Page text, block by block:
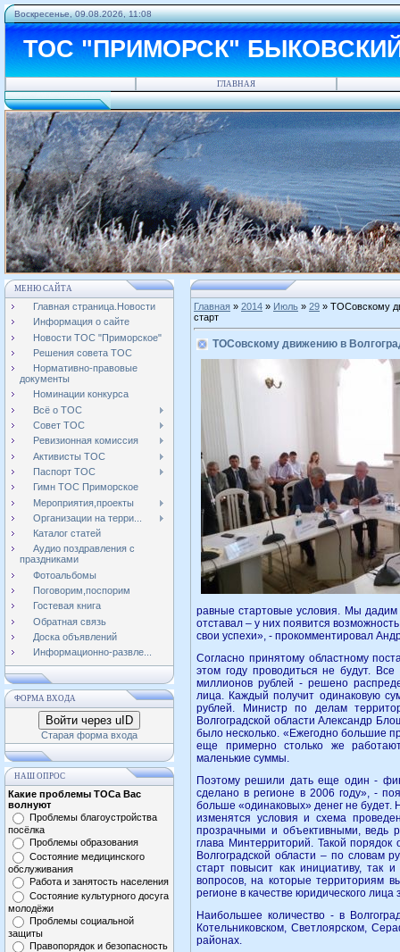
Воскресенье, 09.08.2026, 11:08
ТОС "ПРИМОРСК"
ГЛАВНАЯ
МЕНЮ САЙТА
Главная страница.Новости
Информация о сайте
Новости ТОС "Приморское"
Решения совета ТОС
Нормативно-правовые
документы
Номинации конкурса
Всё о ТОС
Совет ТОС
Ревизионная комиссия
Активисты ТОС
Паспорт ТОС
Гимн ТОС Приморское
Мероприятия,проекты
Организации на терри...
Каталог статей
Аудио поздравления с
праздниками
Фотоальбомы
Поговорим,поспорим
Гостевая книга
Обратная связь
Доска объявлений
Информационно-развле...
ФОРМА ВХОДА
Войти через uID
Старая форма входа
НАШ ОПРОС
Какие проблемы ТОСа Вас
волнуют
Проблемы благоустройства
посёлка
Проблемы образования
Состояние медицинского
обслуживания
Работа и занятость населения
Состояние культурного досуга
молодёжи
Проблемы социальной
защиты
Правопорядок и безопасность
Главная » 2014 » Июль » 29 » ТОСовскому
старт
ТОСовскому движению в
равные стартовые условия. Мы дадим
отставал – у них появится
свои успехи», - прокомментировал
Согласно принятому областному
этом году проводиться не будут.
миллионов рублей - решено
лица. Каждый получит одинаковую
рублей. Министр по делам
Волгоградской области Александр
было несколько. «Ежегодно большие
еще примерно столько же
маленькие суммы.
Поэтому решили дать еще один -
сделано в регионе в 2006 году», -
больше «одинаковых» денег не будет.
изменятся условия и схема
прозрачными и объективными, ведь
глава Минтерриторий. Такой
Волгоградской области – по словам
старт повысит как инициативу, так
вопросов, на которые территориям
регионе в качестве юридического
Наибольшее количество - в
Котельниковском, Светлоярском,
районах.